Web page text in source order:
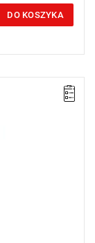
DO KOSZYKA
z silnikiem